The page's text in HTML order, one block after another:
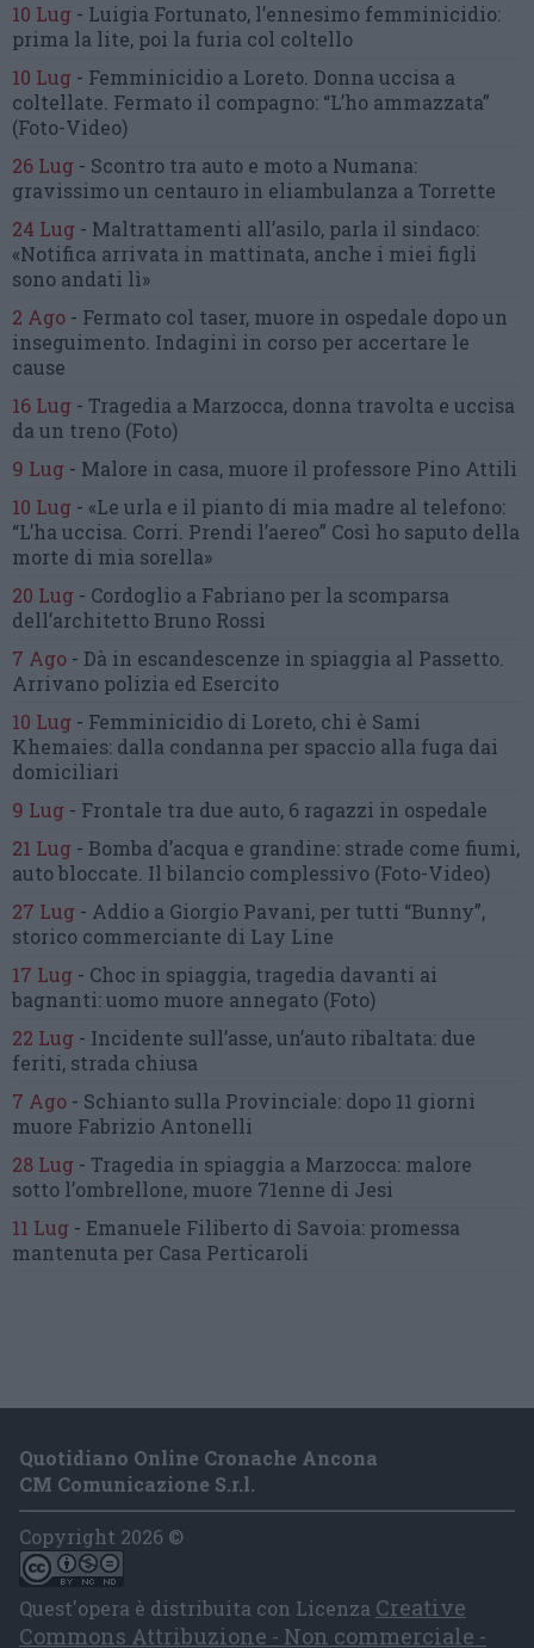
10 Lug - Luigia Fortunato, l’ennesimo femminicidio:
prima la lite, poi la furia col coltello
10 Lug - Femminicidio a Loreto. Donna uccisa a
coltellate. Fermato il compagno: “L’ho ammazzata”
(Foto-Video)
26 Lug - Scontro tra auto e moto a Numana:
gravissimo un centauro in eliambulanza a Torrette
24 Lug - Maltrattamenti all’asilo, parla il sindaco:
«Notifica arrivata in mattinata, anche i miei figli
sono andati lì»
2 Ago - Fermato col taser, muore in ospedale dopo un
inseguimento. Indagini in corso per accertare le
cause
16 Lug - Tragedia a Marzocca, donna travolta e uccisa
da un treno (Foto)
9 Lug - Malore in casa, muore il professore Pino Attili
10 Lug - «Le urla e il pianto di mia madre al telefono:
“L’ha uccisa. Corri. Prendi l’aereo” Così ho saputo della
morte di mia sorella»
20 Lug - Cordoglio a Fabriano per la scomparsa
dell’architetto Bruno Rossi
7 Ago - Dà in escandescenze in spiaggia al Passetto.
Arrivano polizia ed Esercito
10 Lug - Femminicidio di Loreto, chi è Sami
Khemaies: dalla condanna per spaccio alla fuga dai
domiciliari
9 Lug - Frontale tra due auto, 6 ragazzi in ospedale
21 Lug - Bomba d’acqua e grandine: strade come fiumi,
auto bloccate. Il bilancio complessivo (Foto-Video)
27 Lug - Addio a Giorgio Pavani, per tutti “Bunny”,
storico commerciante di Lay Line
17 Lug - Choc in spiaggia, tragedia davanti ai
bagnanti:uomo muore annegato (Foto)
22 Lug - Incidente sull’asse, un’auto ribaltata: due
feriti, strada chiusa
7 Ago - Schianto sulla Provinciale: dopo 11 giorni
muore Fabrizio Antonelli
28 Lug - Tragedia in spiaggia a Marzocca: malore
sotto l’ombrellone, muore 71enne di Jesi
11 Lug - Emanuele Filiberto di Savoia: promessa
mantenuta per Casa Perticaroli
Quotidiano Online Cronache Ancona
CM Comunicazione S.r.l.
Copyright 2026 ©
Quest'opera è distribuita con Licenza Creative
Commons Attribuzione - Non commerciale -